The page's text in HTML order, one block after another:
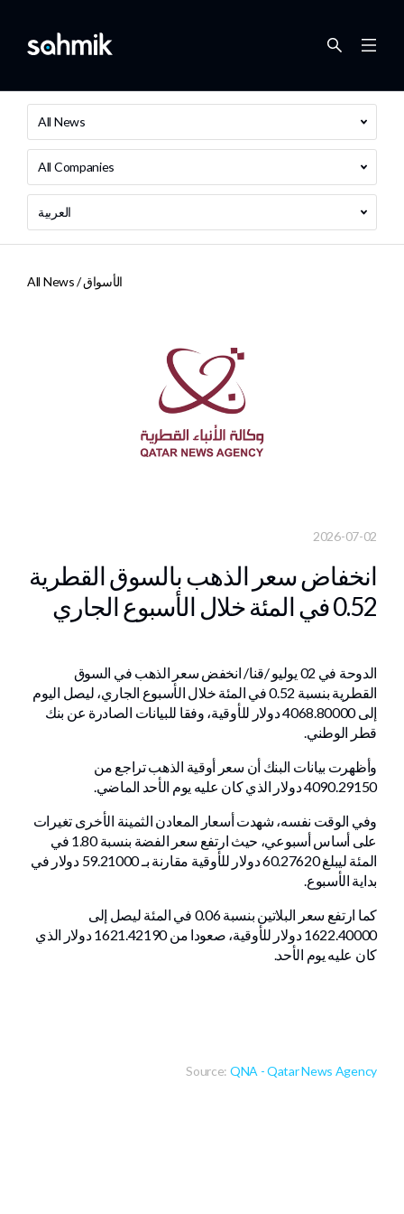
All News
All Companies
العربية
All News /الأسواق
2026-07-02
انخفاض سعر الذهب بالسوق القطرية
0.52 في المئة خلال الأسبوع الجاري
الدوحة في 02 يوليو /قنا/ انخفض سعر الذهب في السوق
القطرية بنسبة 0.52 في المئة خلال الأسبوع الجاري، ليصل اليوم
إلى 4068.80000 دولار للأوقية، وفقا للبيانات الصادرة عن بنك
قطر الوطني.
وأظهرت بيانات البنك أن سعر أوقية الذهب تراجع من
4090.29150 دولار الذي كان عليه يوم الأحد الماضي.
وفي الوقت نفسه، شهدت أسعار المعادن الثمينة الأخرى تغيرات
على أساس أسبوعي، حيث ارتفع سعر الفضة بنسبة 1.80 في
المئة ليبلغ 60.27620 دولار للأوقية مقارنة بـ 59.21000 دولار في
بداية الأسبوع.
كما ارتفع سعر البلاتين بنسبة 0.06 في المئة ليصل إلى
1622.40000 دولار للأوقية، صعودا من 1621.42190 دولار الذي
كان عليه يوم الأحد.
Source: QNA - Qatar News Agency